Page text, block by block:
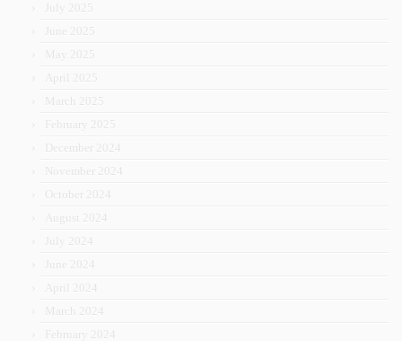
July 2025
June 2025
May 2025
April 2025
March 2025
February 2025
December 2024
November 2024
October 2024
August 2024
July 2024
June 2024
April 2024
March 2024
February 2024